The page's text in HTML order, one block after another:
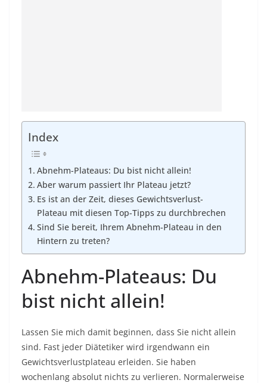
Index
Abnehm-Plateaus: Du bist nicht allein!
Aber warum passiert Ihr Plateau jetzt?
Es ist an der Zeit, dieses Gewichtsverlust-
Plateau mit diesen Top-Tipps zu durchbrechen
Sind Sie bereit, Ihrem Abnehm-Plateau in den
Hintern zu treten?
Abnehm-Plateaus: Du
bist nicht allein!
Lassen Sie mich damit beginnen, dass Sie nicht allein
sind. Fast jeder Diätetiker wird irgendwann ein
Gewichtsverlustplateau erleiden. Sie haben
wochenlang absolut nichts zu verlieren. Normalerweise